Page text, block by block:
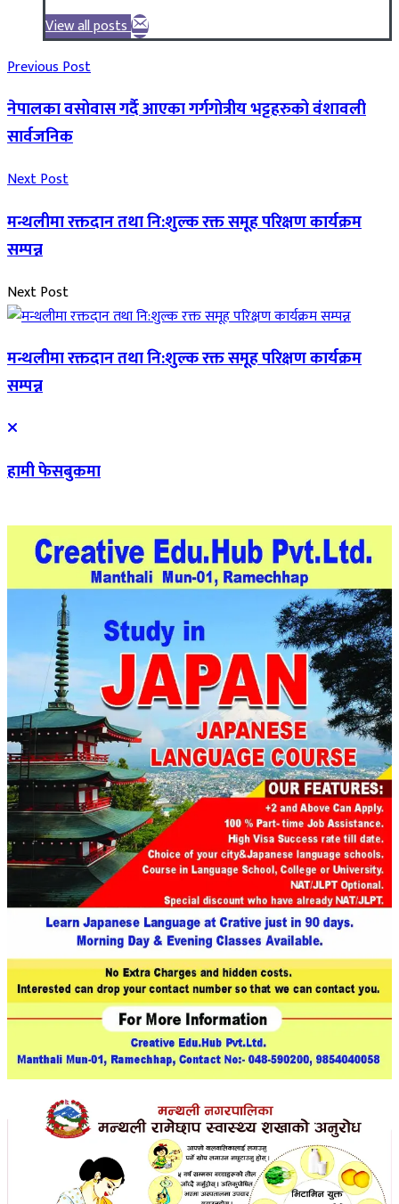
View all posts
Previous Post
नेपालका वसोवास गर्दै आएका गर्गगोत्रीय भट्टहरुको वंशावली
सार्वजनिक
Next Post
मन्थलीमा रक्तदान तथा नि:शुल्क रक्त समूह परिक्षण कार्यक्रम
सम्पन्न
Next Post
मन्थलीमा रक्तदान तथा नि:शुल्क रक्त समूह परिक्षण कार्यक्रम
सम्पन्न
हामी फेसबुकमा